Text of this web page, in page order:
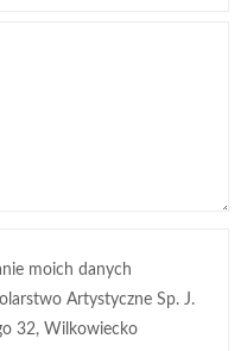
moich danych
Artystyczne Sp. J.
32, Wilkowiecko